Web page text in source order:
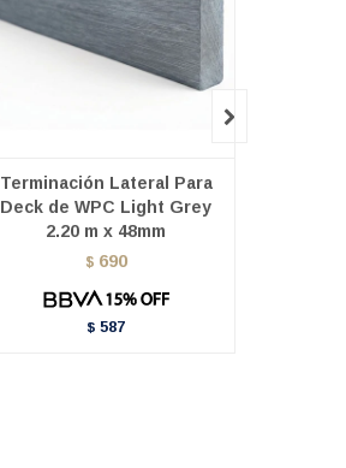
Terminación Lateral Para
Deck de WPC Light Grey
2.20 m x 48mm
$ 690
$ 587
